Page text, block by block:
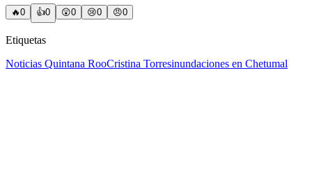
🔥0 👍0 😲0 😢0 😠0
Etiquetas
Noticias Quintana RooCristina Torresinundaciones en Chetumal